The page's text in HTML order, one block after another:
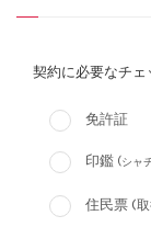
契約に必要なチェ
免許証
印鑑 (シャ
住民票 (